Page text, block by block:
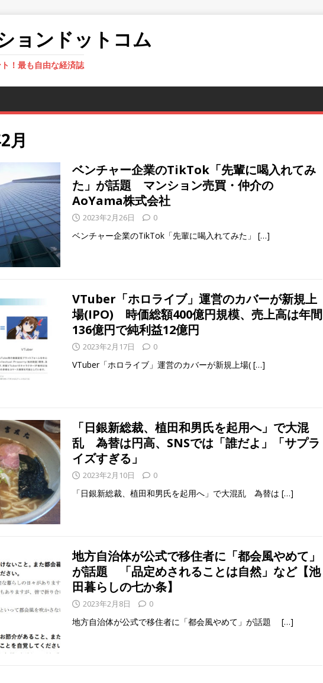
ョンドットコム
！最も自由な経済誌
月
ベンチャー企業のTikTok「先輩に喝入れてみ
た」が話題 マンション売買・仲介の
AoYama株式会社
2023年2月26日 0
ベンチャー企業のTikTok「先輩に喝入れてみた」 […]
VTuber「ホロライブ」運営のカバーが新規上
場(IPO) 時価総額400億円規模、売上高は年間
136億円で純利益12億円
2023年2月17日 0
VTuber「ホロライブ」運営のカバーが新規上場( […]
「日銀新総裁、植田和男氏を起用へ」で大混
乱 為替は円高、SNSでは「誰だよ」「サプラ
イズすぎる」
2023年2月10日 0
「日銀新総裁、植田和男氏を起用へ」で大混乱 為替は […]
地方自治体が公式で移住者に「都会風やめて」
が話題 「品定めされることは自然」など【池
田暮らしの七か条】
2023年2月8日 0
地方自治体が公式で移住者に「都会風やめて」が話題 […]